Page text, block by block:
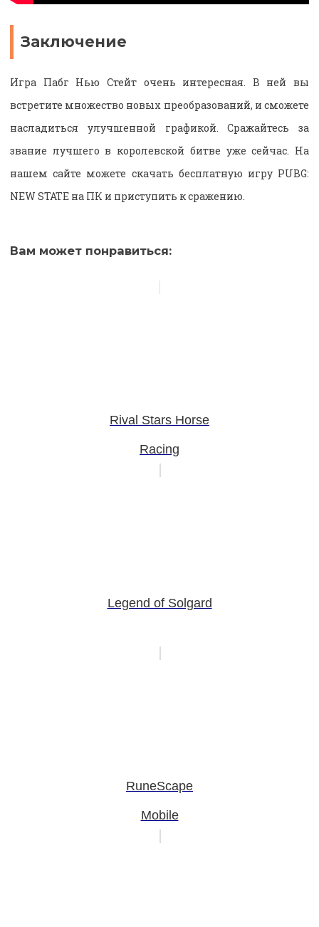
Заключение
Игра Пабг Нью Стейт очень интересная. В ней вы
встретите множество новых преобразований, и сможете
насладиться улучшенной графикой. Сражайтесь за
звание лучшего в королевской битве уже сейчас. На
нашем сайте можете скачать бесплатную игру PUBG:
NEW STATE на ПК и приступить к сражению.
Вам может понравиться:
Rival Stars Horse
Racing
Legend of Solgard
RuneScape
Mobile